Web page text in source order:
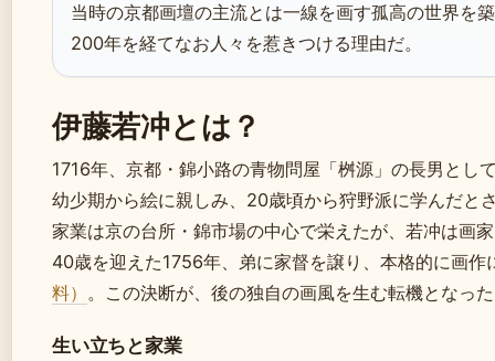
当時の京都画壇の主流とは一線を画す孤高の世界を
200年を経てなお人々を惹きつける理由だ。
伊藤若冲とは？
1716年、京都・錦小路の青物問屋「桝源」の長男とし
幼少期から絵に親しみ、20歳頃から狩野派に学んだと
家業は京の台所・錦市場の中心で栄えたが、若冲は画
40歳を迎えた1756年、弟に家督を譲り、本格的に画作
料） 。この決断が、後の独自の画風を生む転機となっ
生い立ちと家業